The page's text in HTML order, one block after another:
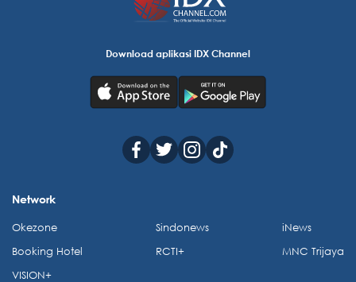
Download aplikasi IDX Channel
Network
Okezone
Booking Hotel
VISION+
Sindonews
RCTI+
iNews
MNC Trijaya